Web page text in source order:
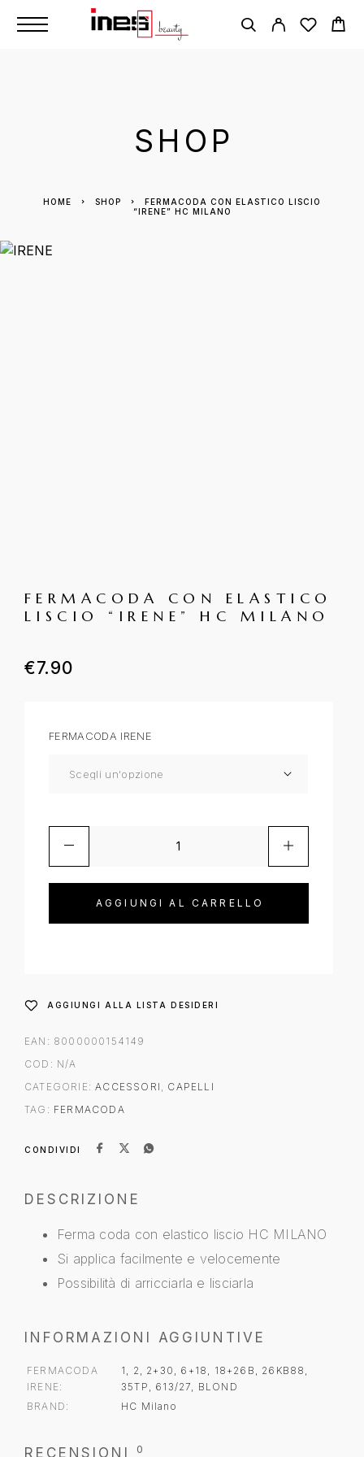
SHOP
HOME SHOP
FERMACODA CON ELASTICO LISCIO
“IRENE” HC MILANO
FERMACODA CON ELASTICO
LISCIO “IRENE” HC MILANO
€7.90
FERMACODA IRENE
AGGIUNGI AL CARRELLO
AGGIUNGI ALLA LISTA DESIDERI
EAN: 8000000154149
COD: N/A
CATEGORIE:ACCESSORI , CAPELLI
TAG: FERMACODA
CONDIVIDI
DESCRIZIONE
Ferma coda con elastico liscio HC MILANO
Si applica facilmente e velocemente
Possibilità di arricciarla e lisciarla
INFORMAZIONI AGGIUNTIVE
FERMACODA
IRENE
1, 2, 2+30, 6+18, 18+26B, 26KB88,
35TP, 613/27, BLOND
BRAND
HC Milano
RECENSIONI 0